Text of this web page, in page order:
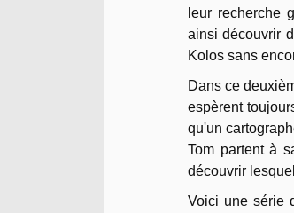
leur recherche
ainsi découvrir
Kolos sans
Dans ce
espèrent
qu'un
Tom partent à
découvrir
Voici une série